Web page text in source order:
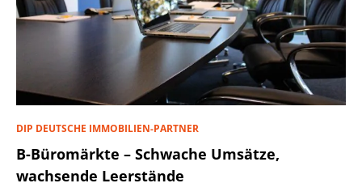
DIP DEUTSCHE IMMOBILIEN-PARTNER
B-Büromärkte – Schwache Umsätze,
wachsende Leerstände